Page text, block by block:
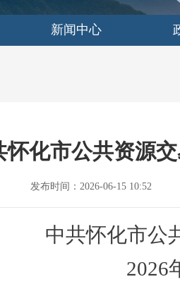
新闻中心
怀化市公共资源
发布时间：2026-06-15 10:52
中共怀化市公
2026